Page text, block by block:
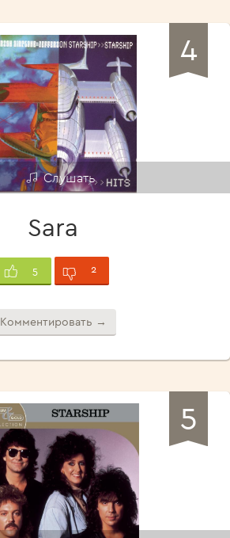
4
Слушать
Sara
5 2
Комментировать →
5